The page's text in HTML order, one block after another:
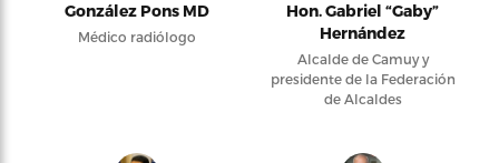
González Pons MD
Médico radiólogo
Hon. Gabriel “Gaby”
Hernández
Alcalde de Camuy y
presidente de la Federación
de Alcaldes